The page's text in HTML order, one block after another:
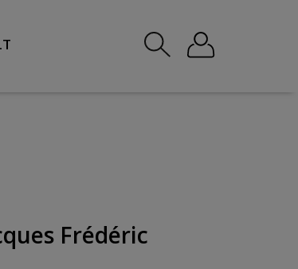
Frédéric